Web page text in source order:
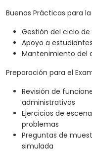
Buenas Prácticas para
Gestión del ciclo
Apoyo a
Mantenimiento del
Preparación para el
Revisión de
administrativos
Ejercicios de
problemas
Preguntas de
simulada